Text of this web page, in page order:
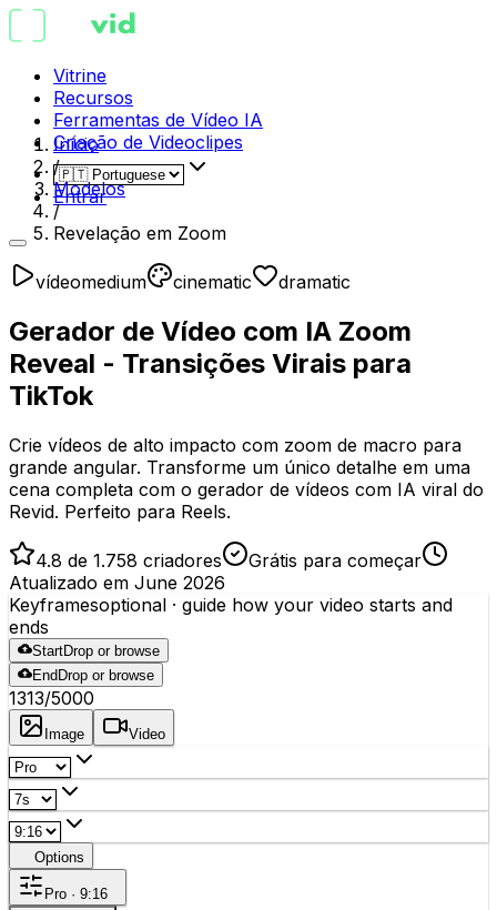
Vitrine
Recursos
Ferramentas de Vídeo IA
Criação de Videoclipes
Entrar
Início
/
Modelos
/
Revelação em Zoom
vídeomedium cinematic dramatic
Gerador de Vídeo com IA Zoom
Reveal - Transições Virais para
TikTok
Crie vídeos de alto impacto com zoom de macro para
grande angular. Transforme um único detalhe em uma
cena completa com o gerador de vídeos com IA viral do
Revid. Perfeito para Reels.
4.8 de 1.758 criadores
Grátis para começar
Atualizado em June 2026
Keyframesoptional · guide how your video starts and
ends
StartDrop or browse
End Drop or browse
1313/5000
Image Video
Options
Pro · 9:16